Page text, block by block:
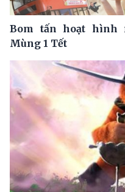
Bom tấn hoạt hình
Mùng 1 Tết